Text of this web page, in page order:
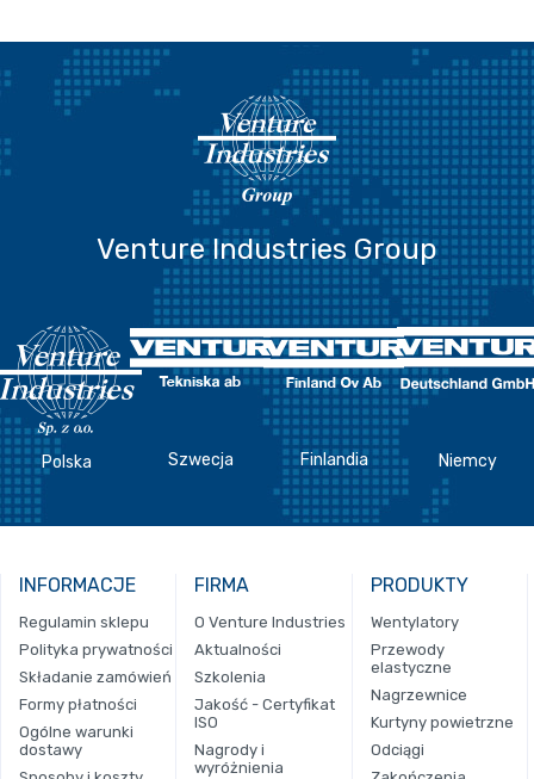
Venture Industries Group
Polska Szwecja Finlandia Niemcy
INFORMACJE
Regulamin sklepu
Polityka prywatności
Składanie zamówień
Formy płatności
Ogólne warunki
dostawy
FIRMA
O Venture Industries
Aktualności
Szkolenia
Jakość - Certyfikat
ISO
Nagrody i
wyróżnienia
PRODUKTY
Wentylatory
Przewody
elastyczne
Nagrzewnice
Kurtyny powietrzne
Odciągi